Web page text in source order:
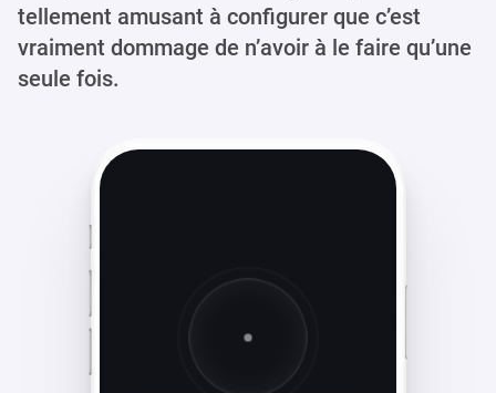
tellement amusant à configurer que c’est
vraiment dommage de n’avoir à le faire qu’une
seule fois.